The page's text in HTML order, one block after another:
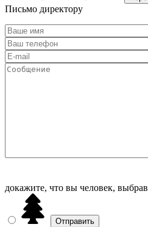
Письмо директору
докажите, что вы человек, выбрав